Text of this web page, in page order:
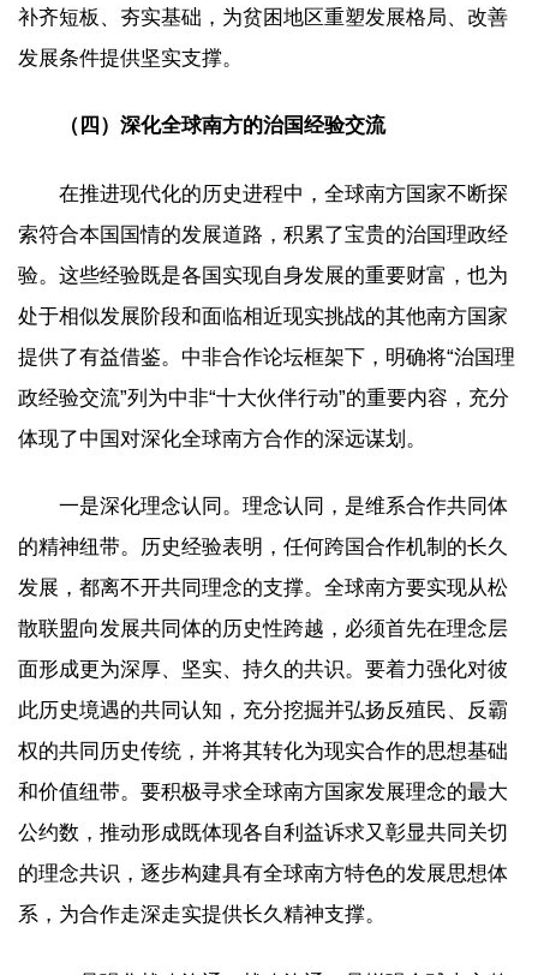
补齐短板、夯实基础，为贫困地区重塑发展格局、改善
发展条件提供坚实支撑。
（四）深化全球南方的治国经验交流
在推进现代化的历史进程中，全球南方国家不断探
索符合本国国情的发展道路，积累了宝贵的治国理政经
验。这些经验既是各国实现自身发展的重要财富，也为
处于相似发展阶段和面临相近现实挑战的其他南方国家
提供了有益借鉴。中非合作论坛框架下，明确将“治国理
政经验交流”列为中非“十大伙伴行动”的重要内容，充分
体现了中国对深化全球南方合作的深远谋划。
一是深化理念认同。理念认同，是维系合作共同体
的精神纽带。历史经验表明，任何跨国合作机制的长久
发展，都离不开共同理念的支撑。全球南方要实现从松
散联盟向发展共同体的历史性跨越，必须首先在理念层
面形成更为深厚、坚实、持久的共识。要着力强化对彼
此历史境遇的共同认知，充分挖掘并弘扬反殖民、反霸
权的共同历史传统，并将其转化为现实合作的思想基础
和价值纽带。要积极寻求全球南方国家发展理念的最大
公约数，推动形成既体现各自利益诉求又彰显共同关切
的理念共识，逐步构建具有全球南方特色的发展思想体
系，为合作走深走实提供长久精神支撑。